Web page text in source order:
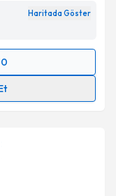
Haritada Göster
e-posta ile